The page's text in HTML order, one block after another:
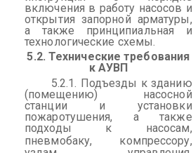
включения в работу насосов и
открытия запорной арматуры,
а также принципиальная и
технологические схемы.
5.2. Технические требования
к АУВП
5.2.1. Подъезды к зданию
(помещению) насосной
станции и установки
пожаротушения, а также
подходы к насосам,
пневмобаку, компрессору,